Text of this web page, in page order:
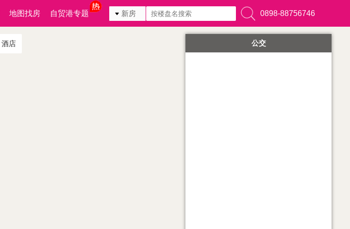
地图找房 自贸港专题 0898-88756746
新房
酒店 公交